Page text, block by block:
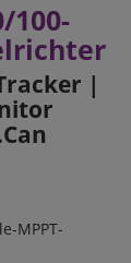
100-
|
MPPT-